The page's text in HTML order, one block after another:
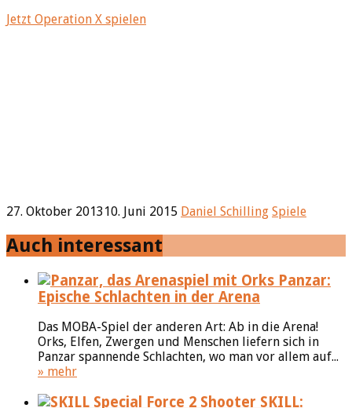
Jetzt Operation X spielen
27. Oktober 201310. Juni 2015 Daniel Schilling Spiele
Auch interessant
Panzar:
Epische Schlachten in der Arena
Das MOBA-Spiel der anderen Art: Ab in die Arena!
Orks, Elfen, Zwergen und Menschen liefern sich in
Panzar spannende Schlachten, wo man vor allem auf...
» mehr
SKILL: